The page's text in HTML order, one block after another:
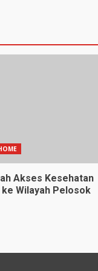
Akses Kesehatan
Wilayah Pelosok